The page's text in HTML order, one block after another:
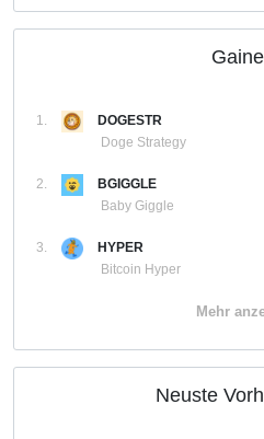
1.
DOGESTR
Doge Strategy
2.
BGIGGLE
Baby Giggle
3.
HYPER
Bitcoin Hyper
Mehr
Neuste